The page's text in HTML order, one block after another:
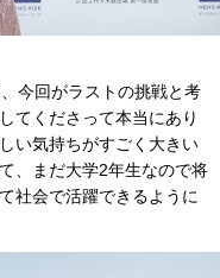
今回がラストの挑戦と考
てくださって本当にあり
い気持ちがすごく大きい
、まだ大学2年生なので将
社会で活躍できるように